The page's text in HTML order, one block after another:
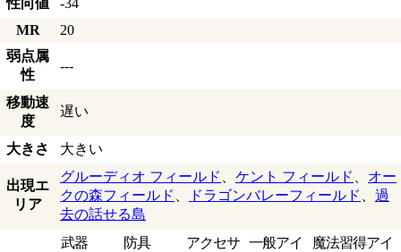
性向値
-34
MR
20
弱点属
性
---
移動速
度
遅い
大きさ 大きい
出現エ
リア
グルーディオ フィールド ケント フィールド
オー
クの森フィールド
ドラゴンバレーフィールド
過
去の話せる島
武器 防具
アクセサ 一般アイ
魔法習得アイ